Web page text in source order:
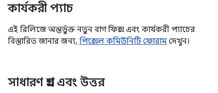
কার্যকরী প্যাচ
এই রিলিজে অন্তর্ভুক্ত নতুন বাগ ফিক্স এবং কার্যকরী প্যাচের
বিস্তারিত জানার জন্য, পিক্সেল কমিউনিটি ফোরাম দেখুন।
সাধারণ প্রশ্ন এবং উত্তর